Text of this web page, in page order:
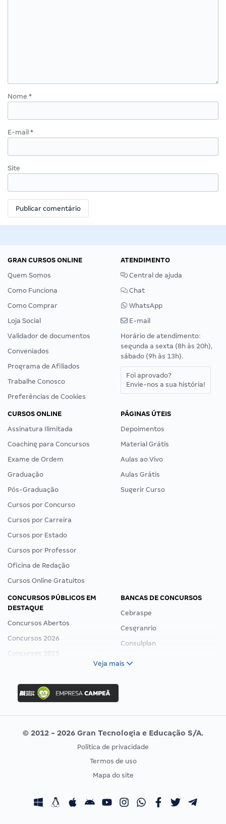
Nome *
E-mail *
Site
GRAN CURSOS ONLINE
Quem Somos
Como Funciona
Como Comprar
Loja Social
Validador de documentos
Conveniados
Programa de Afiliados
Trabalhe Conosco
Preferências de Cookies
ATENDIMENTO
Central de ajuda
Chat
WhatsApp
E-mail
Horário de atendimento:
segunda a sexta (8h às 20h),
sábado (9h às 13h).
Foi aprovado?
Envie-nos a sua história!
CURSOS ONLINE
Assinatura Ilimitada
Coaching para Concursos
Exame de Ordem
Graduação
Pós-Graduação
Cursos por Concurso
Cursos por Carreira
Cursos por Estado
Cursos por Professor
Oficina de Redação
Cursos Online Gratuitos
PÁGINAS ÚTEIS
Depoimentos
Material Grátis
Aulas ao Vivo
Aulas Grátis
Sugerir Curso
CONCURSOS PÚBLICOS EM
DESTAQUE
Concursos Abertos
Concursos 2026
Concursos 2025
Concurso Ibama
Concurso MPU
Editais publicados
BANCAS DE CONCURSOS
Cebraspe
Cesgranrio
Consulplan
Vunesp
CONCURSOS POR PROFISSÃO
Concursos Fiscais
EXAME DE ORDEM
Calendário OAB
Veja mais
© 2012 - 2026 Gran Tecnologia e Educação S/A.
Política de privacidade
Termos de uso
Mapa do site